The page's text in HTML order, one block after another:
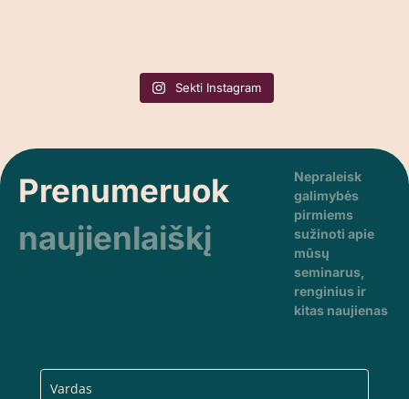
Sekti Instagram
Prenumeruok
naujienlaiškį
Nepraleisk
galimybės
pirmiems
sužinoti apie
mūsų
seminarus,
renginius ir
kitas naujienas